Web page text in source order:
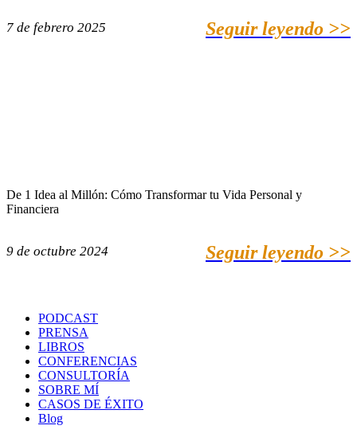
7 de febrero 2025 Seguir leyendo >>
De 1 Idea al Millón: Cómo Transformar tu Vida Personal y
Financiera
9 de octubre 2024 Seguir leyendo >>
PODCAST
PRENSA
LIBROS
CONFERENCIAS
CONSULTORÍA
SOBRE MÍ
CASOS DE ÉXITO
Blog